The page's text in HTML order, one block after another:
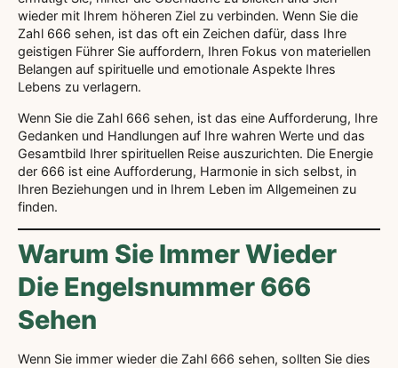
wieder mit Ihrem höheren Ziel zu verbinden. Wenn Sie die
Zahl 666 sehen, ist das oft ein Zeichen dafür, dass Ihre
geistigen Führer Sie auffordern, Ihren Fokus von materiellen
Belangen auf spirituelle und emotionale Aspekte Ihres
Lebens zu verlagern.
Wenn Sie die Zahl 666 sehen, ist das eine Aufforderung, Ihre
Gedanken und Handlungen auf Ihre wahren Werte und das
Gesamtbild Ihrer spirituellen Reise auszurichten. Die Energie
der 666 ist eine Aufforderung, Harmonie in sich selbst, in
Ihren Beziehungen und in Ihrem Leben im Allgemeinen zu
finden.
Warum Sie Immer Wieder
Die Engelsnummer 666
Sehen
Wenn Sie immer wieder die Zahl 666 sehen, sollten Sie dies